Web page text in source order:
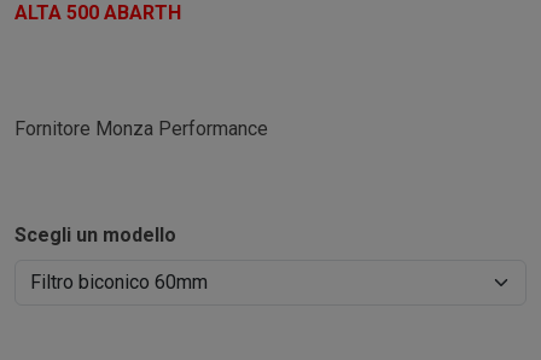
ALTA 500 ABARTH
Fornitore Monza Performance
Scegli un modello